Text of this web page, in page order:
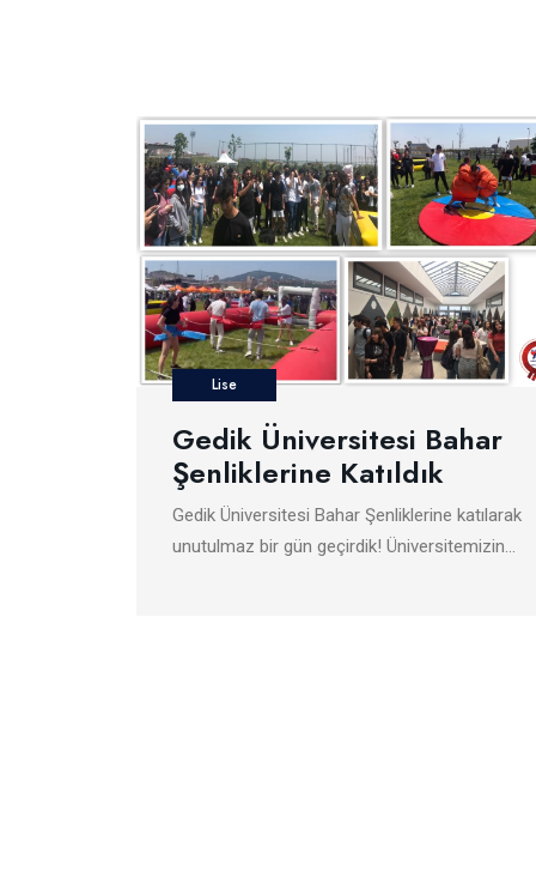
Lise
Gedik Üniversitesi Bahar
Şenliklerine Katıldık
Gedik Üniversitesi Bahar Şenliklerine katılarak
unutulmaz bir gün geçirdik! Üniversitemizin…